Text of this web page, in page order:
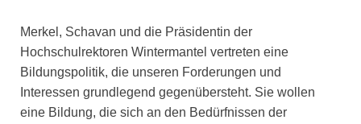
Merkel, Schavan und die Präsidentin der
Hochschulrektoren Wintermantel vertreten eine
Bildungspolitik, die unseren Forderungen und
Interessen grundlegend gegenübersteht. Sie wollen
eine Bildung, die sich an den Bedürfnissen der